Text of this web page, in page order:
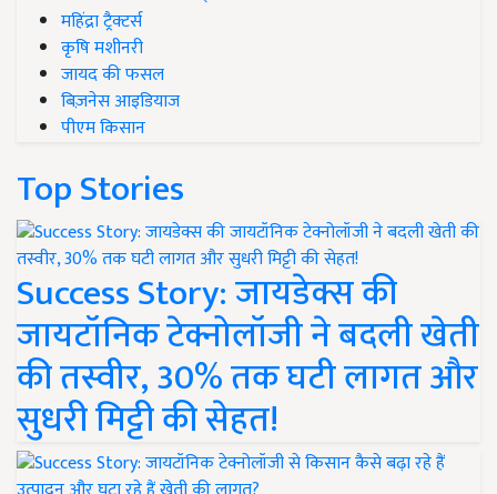
महिंद्रा ट्रैक्टर्स
कृषि मशीनरी
जायद की फसल
बिज़नेस आइडियाज
पीएम किसान
Top Stories
Success Story: जायडेक्स की
जायटॉनिक टेक्नोलॉजी ने बदली खेती
की तस्वीर, 30% तक घटी लागत और
सुधरी मिट्टी की सेहत!